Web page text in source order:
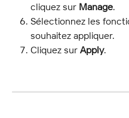
cliquez sur Manage.
Sélectionnez les
souhaitez appliquer.
Cliquez sur Apply.